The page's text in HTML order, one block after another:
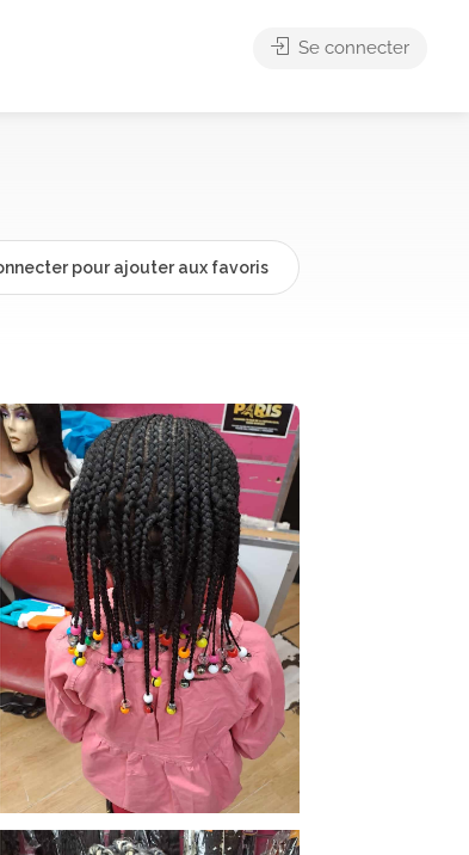
Se connecter
pour ajouter aux favoris